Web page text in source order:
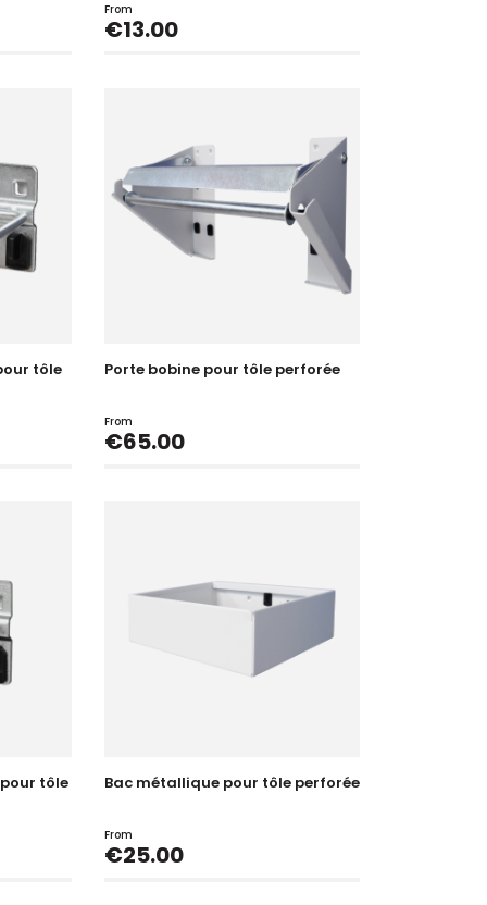
From
Price
€13.00
tôle Porte bobine pour tôle perforée
From
Price
€65.00
tôle Bac métallique pour tôle perforée
From
Price
€25.00